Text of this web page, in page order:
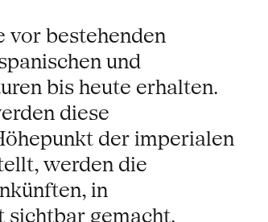
vor bestehenden
und
bis heute erhalten.
diese
der imperialen
werden die
in
sichtbar gemacht.